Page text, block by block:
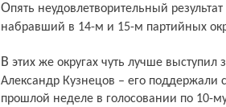
Опять неудовлетворительный результат получил известный политолог Павел Зарубин,
набравший в 14-м и 15-м партийных
В этих же округах чуть лучше выступил заместитель председателя муниципалитета
Александр Кузнецов – его поддержали
прошлой неделе в голосовании по 10-